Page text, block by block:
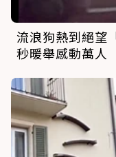
流浪狗熱到絕望
秒暖舉感動萬人